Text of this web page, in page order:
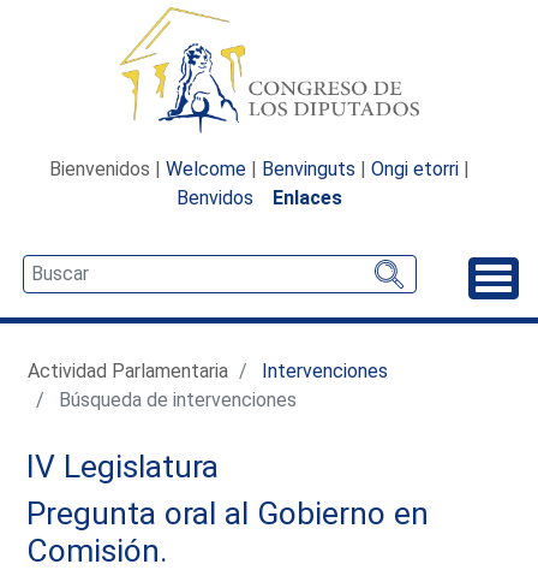
Bienvenidos | Welcome | Benvinguts | Ongi etorri |
Benvidos
Enlaces
Actividad Parlamentaria
Intervenciones
Búsqueda de intervenciones
IV Legislatura
Pregunta oral al Gobierno en
Comisión.